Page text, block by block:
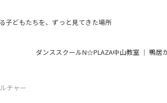
子どもたちを、ずっと見てきた場所
ダンススクールN☆PLAZA中山教室 ｜ 鴨居
チャー